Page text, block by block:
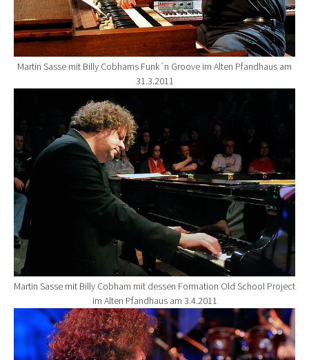
Martin Sasse mit Billy Cobhams Funk´n Groove im Alten Pfandhaus am
31.3.2011
Show larger version for:
Martin Sasse mit Billy Cobham mit dessen Formation Old School Project
im Alten Pfandhaus am 3.4.2011
Show larger version for: